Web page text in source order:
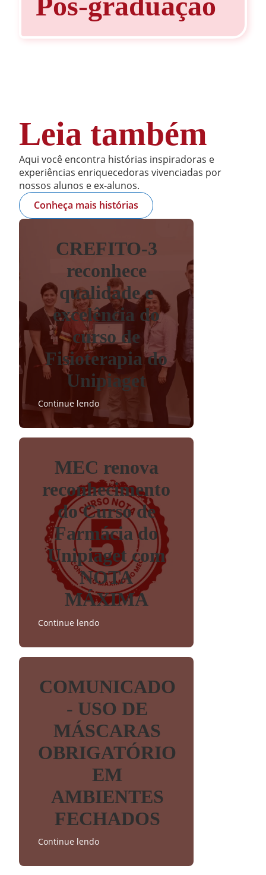
Leia também
Aqui você encontra histórias inspiradoras e
experiências enriquecedoras vivenciadas por
nossos alunos e ex-alunos.
Conheça mais histórias
CREFITO-3
reconhece
qualidade e
excelência do
curso de
Fisioterapia do
Unipiaget
Continue lendo
MEC renova
reconhecimento
do Curso de
Farmácia do
Unipiaget com
NOTA
MÁXIMA
Continue lendo
COMUNICADO
- USO DE
MÁSCARAS
OBRIGATÓRIO
EM
AMBIENTES
FECHADOS
Continue lendo